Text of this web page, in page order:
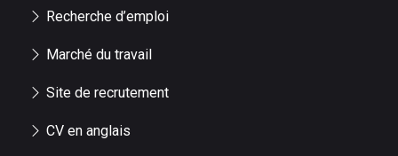
Recherche d’emploi
Marché du travail
Site de recrutement
CV en anglais